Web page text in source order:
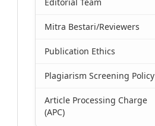
Mitra Bestari/Reviewers
Publication Ethics
Plagiarism Screening Policy
Article Processing Charge
(APC)